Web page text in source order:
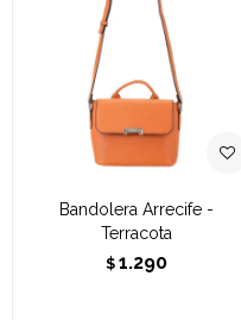
Bandolera Arrecife -
Terracota
$ 1.290